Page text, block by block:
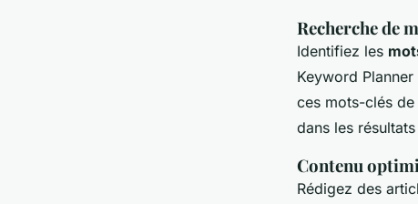
Recherche de
Identifiez les
Keyword
ces mots-clés de
dans les
Contenu
Rédigez des